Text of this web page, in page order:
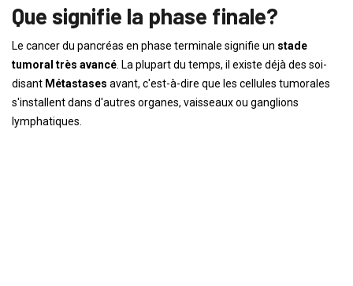
Que signifie la phase finale?
Le cancer du pancréas en phase terminale signifie un stade
tumoral très avancé . La plupart du temps, il existe déjà des soi-
disant Métastases avant, c'est-à-dire que les cellules tumorales
s'installent dans d'autres organes, vaisseaux ou ganglions
lymphatiques.